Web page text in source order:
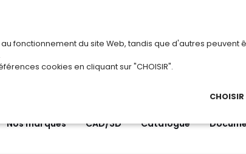
Du 3
Nos marques CAD/3D Catalogue
fonctionnement du site Web, tandis que d'autres
cookies en cliquant sur "CHOISIR".
CHOISIR